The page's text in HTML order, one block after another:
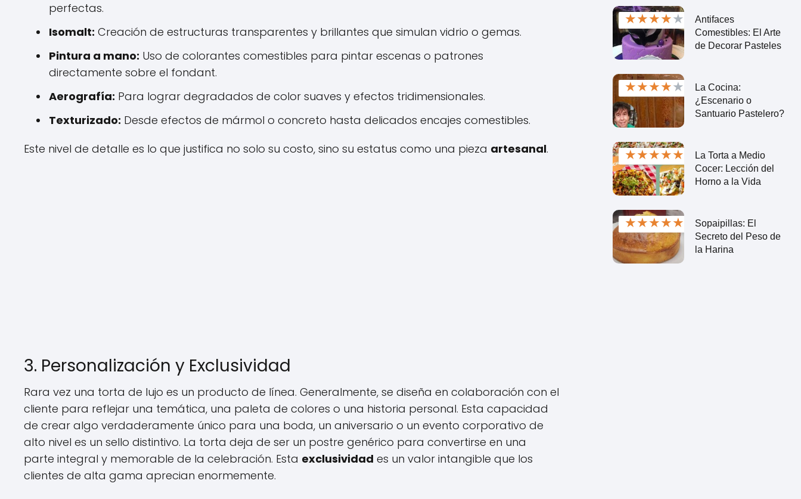
perfectas.
Isomalt: Creación de estructuras transparentes y brillantes que simulan vidrio o gemas.
Pintura a mano: Uso de colorantes comestibles para pintar escenas o patrones
directamente sobre el fondant.
Aerografía: Para lograr degradados de color suaves y efectos tridimensionales.
Texturizado: Desde efectos de mármol o concreto hasta delicados encajes comestibles.
Este nivel de detalle es lo que justifica no solo su costo, sino su estatus como una pieza artesanal.
3. Personalización y Exclusividad
Rara vez una torta de lujo es un producto de línea. Generalmente, se diseña en colaboración con el
cliente para reflejar una temática, una paleta de colores o una historia personal. Esta capacidad
de crear algo verdaderamente único para una boda, un aniversario o un evento corporativo de
alto nivel es un sello distintivo. La torta deja de ser un postre genérico para convertirse en una
parte integral y memorable de la celebración. Esta exclusividad es un valor intangible que los
clientes de alta gama aprecian enormemente.
★★★★★
Antifaces
Comestibles: El Arte
de Decorar Pasteles
★★★★★
La Cocina:
¿Escenario o
Santuario Pastelero?
★★★★★
La Torta a Medio
Cocer: Lección del
Horno a la Vida
★★★★★
Sopaipillas: El
Secreto del Peso de
la Harina